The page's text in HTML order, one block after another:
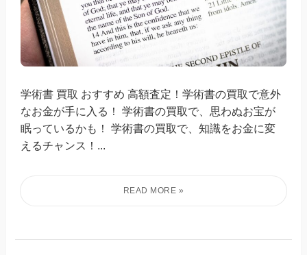
学術書 買取 おすすめ 高額査定！学術書の買取で意外
なお金が手に入る！ 学術書の買取で、思わぬお宝が
眠っているかも！ 学術書の買取で、知識をお金に変
えるチャンス！...